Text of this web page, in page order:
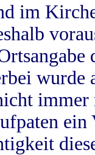
im
wurde